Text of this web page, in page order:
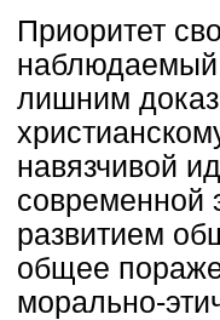
Приоритет
наблюдаемый
лишним
навязчивой
современной
развитием
общее
морально-